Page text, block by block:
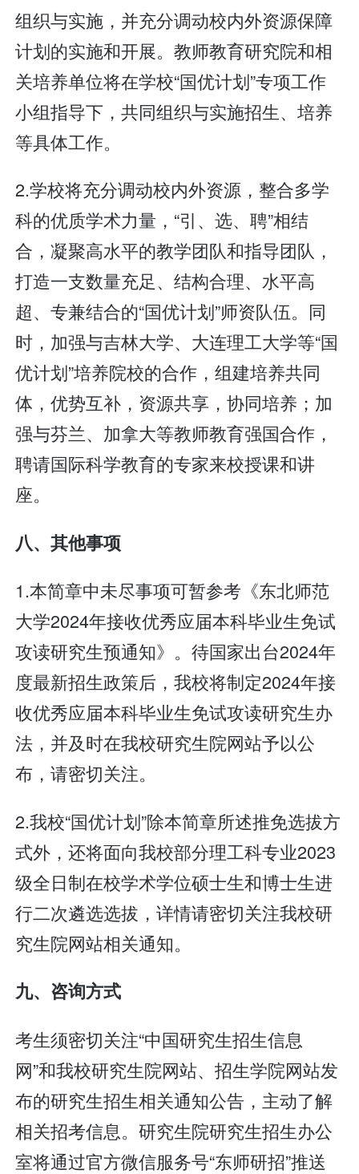
组织与实施，并充分调动校内外资源保障
计划的实施和开展。教师教育研究院和相
关培养单位将在学校“国优计划”专项工作
小组指导下，共同组织与实施招生、培养
等具体工作。
2.学校将充分调动校内外资源，整合多学
科的优质学术力量，“引、选、聘”相结
合，凝聚高水平的教学团队和指导团队，
打造一支数量充足、结构合理、水平高
超、专兼结合的“国优计划”师资队伍。同
时，加强与吉林大学、大连理工大学等“国
优计划”培养院校的合作，组建培养共同
体，优势互补，资源共享，协同培养；加
强与芬兰、加拿大等教师教育强国合作，
聘请国际科学教育的专家来校授课和讲
座。
八、其他事项
1.本简章中未尽事项可暂参考《东北师范
大学2024年接收优秀应届本科毕业生免试
攻读研究生预通知》。待国家出台2024年
度最新招生政策后，我校将制定2024年接
收优秀应届本科毕业生免试攻读研究生办
法，并及时在我校研究生院网站予以公
布，请密切关注。
2.我校“国优计划”除本简章所述推免选拔方
式外，还将面向我校部分理工科专业2023
级全日制在校学术学位硕士生和博士生进
行二次遴选选拔，详情请密切关注我校研
究生院网站相关通知。
九、咨询方式
考生须密切关注“中国研究生招生信息
网”和我校研究生院网站、招生学院网站发
布的研究生招生相关通知公告，主动了解
相关招考信息。研究生院研究生招生办公
室将通过官方微信服务号“东师研招”推送